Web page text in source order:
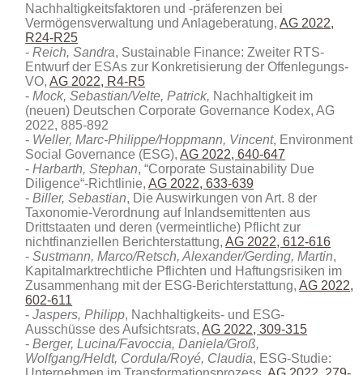
Nachhaltigkeitsfaktoren und -präferenzen bei
Vermögensverwaltung und Anlageberatung,AG 2022,
R24-R25
Reich, Sandra, Sustainable Finance: Zweiter RTS-
Entwurf der ESAs zur Konkretisierung der Offenlegungs-
VO,AG 2022, R4-R5
Mock, Sebastian/Velte, Patrick, Nachhaltigkeit im
(neuen) Deutschen Corporate Governance Kodex, AG
2022, 885-892
Weller, Marc-Philippe/Hoppmann, Vincent, Environment
Social Governance (ESG),AG 2022, 640-647
Harbarth, Stephan, “Corporate Sustainability Due
Diligence“-Richtlinie,AG 2022, 633-639
Biller, Sebastian, Die Auswirkungen von Art. 8 der
Taxonomie-Verordnung auf Inlandsemittenten aus
Drittstaaten und deren (vermeintliche) Pflicht zur
nichtfinanziellen Berichterstattung,AG 2022, 612-616
Sustmann, Marco/Retsch, Alexander/Gerding, Martin,
Kapitalmarktrechtliche Pflichten und Haftungsrisiken im
Zusammenhang mit der ESG-Berichterstattung,AG 2022,
602-611
Jaspers, Philipp, Nachhaltigkeits- und ESG-
Ausschüsse des Aufsichtsrats,AG 2022, 309-315
Berger, Lucina/Favoccia, Daniela/Groß,
Wolfgang/Heldt, Cordula/Royé, Claudia, ESG-Studie: